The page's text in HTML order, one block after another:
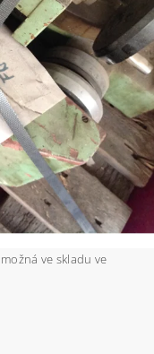
ve skladu ve